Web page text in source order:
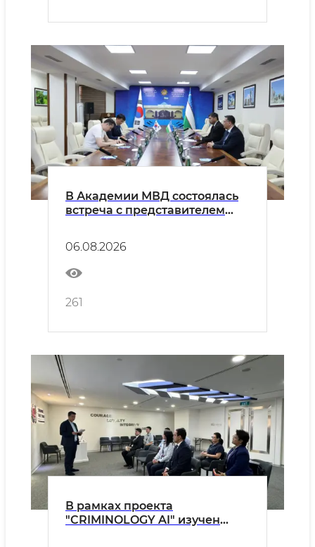
В Академии МВД состоялась
встреча с представителем
правоохранительным и
консульским вопросам Ким
Чже Хваном
06.08.2026
261
В рамках проекта
"CRIMINOLOGY AI" изучен